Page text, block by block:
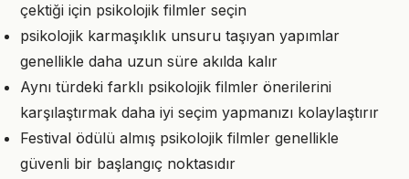
çektiği için psikolojik filmler seçin
psikolojik karmaşıklık unsuru taşıyan yapımlar
genellikle daha uzun süre akılda kalır
Aynı türdeki farklı psikolojik filmler önerilerini
karşılaştırmak daha iyi seçim yapmanızı kolaylaştırır
Festival ödülü almış psikolojik filmler genellikle
güvenli bir başlangıç noktasıdır